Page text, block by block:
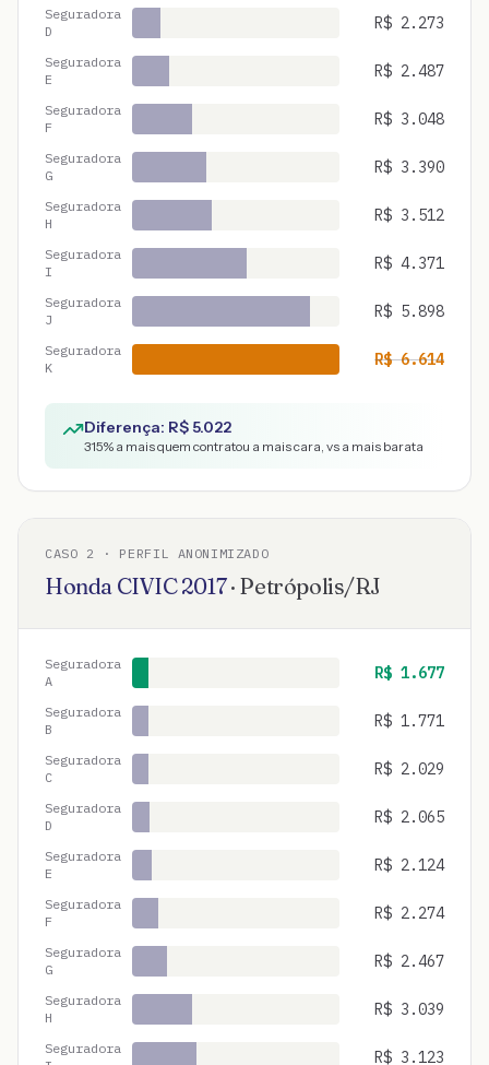
Seguradora
D
R$ 2.273
Seguradora
E
R$ 2.487
Seguradora
F
R$ 3.048
Seguradora
G
R$ 3.390
Seguradora
H
R$ 3.512
Seguradora
I
R$ 4.371
Seguradora
J
R$ 5.898
Seguradora
K
R$6.614
Diferença: R$5.022
315% a mais quem contratou a mais cara, vs a mais barata
CASO 2 · PERFIL ANONIMIZADO
Honda CIVIC2017· Petrópolis/RJ
Seguradora
A
R$ 1.677
Seguradora
B
R$ 1.771
Seguradora
C
R$ 2.029
Seguradora
D
R$ 2.065
Seguradora
E
R$ 2.124
Seguradora
F
R$ 2.274
Seguradora
G
R$ 2.467
Seguradora
H
R$ 3.039
Seguradora
R$ 3.123